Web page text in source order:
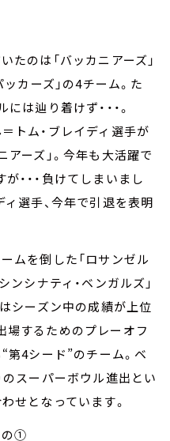
たのは「バッカニアーズ」
ッカーズ」の4チーム。た
は辿り着けず・・・。
トム・ブレイディ選手が
アーズ」。今年も大活躍で
・・・負けてしまいまし
ィ選手、今年で引退を表明
ムを倒した「ロサンゼル
ンシナティ・ベンガルズ」
シーズン中の成績が上位
場するためのプレーオフ
第4シード”のチーム。ベ
スーパーボウル進出とい
せとなっています。
の①